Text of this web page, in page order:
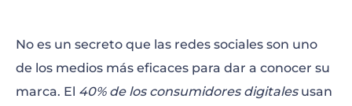
No es un secreto que las redes sociales son uno
de los medios más eficaces para dar a conocer su
marca. El 40% de los consumidores digitalesusan